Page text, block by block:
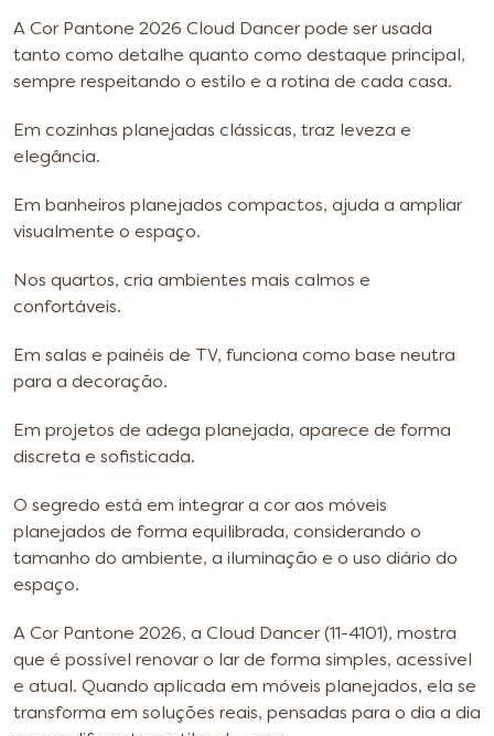
A Cor Pantone 2026 Cloud Dancer pode ser usada
tanto como detalhe quanto como destaque principal,
sempre respeitando o estilo e a rotina de cada casa.
Em cozinhas planejadas clássicas, traz leveza e
elegância.
Em banheiros planejados compactos, ajuda a ampliar
visualmente o espaço.
Nos quartos, cria ambientes mais calmos e
confortáveis.
Em salas e painéis de TV, funciona como base neutra
para a decoração.
Em projetos de adega planejada, aparece de forma
discreta e sofisticada.
O segredo está em integrar a cor aos móveis
planejados de forma equilibrada, considerando o
tamanho do ambiente, a iluminação e o uso diário do
espaço.
A Cor Pantone 2026, a Cloud Dancer (11-4101), mostra
que é possível renovar o lar de forma simples, acessível
e atual. Quando aplicada em móveis planejados, ela se
transforma em soluções reais, pensadas para o dia a dia